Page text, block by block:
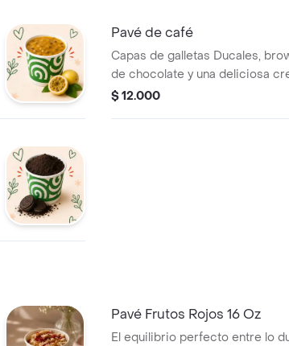
Pavé de café
Capas de galletas Ducales,
de chocolate y una deliciosa
café que se combinan en cada
$ 12.000
Pavé Frutos Rojos 16 Oz
El equilibrio perfecto entre lo